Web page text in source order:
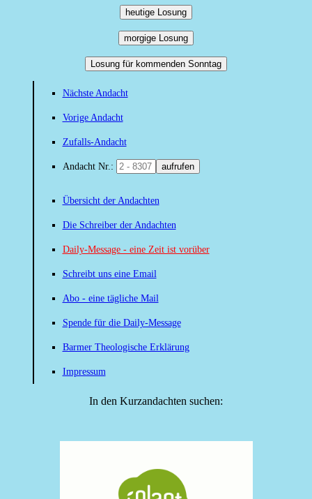
heutige Losung
morgige Losung
Losung für kommenden Sonntag
Nächste Andacht
Vorige Andacht
Zufalls-Andacht
Andacht Nr.: aufrufen
Übersicht der Andachten
Die Schreiber der Andachten
Daily-Message - eine Zeit ist vorüber
Schreibt uns eine Email
Abo - eine tägliche Mail
Spende für die Daily-Message
Barmer Theologische Erklärung
Impressum
In den Kurzandachten suchen: